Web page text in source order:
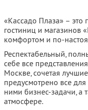
«Кассадо Плаза» – это
гостиниц и магазинов
комфортом и по-
Респектабельный,
себе все
Москве, сочетая
предусмотрено все
ними бизнес-задачи, а
атмосфере.